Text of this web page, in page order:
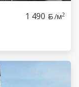
1 490 /м2